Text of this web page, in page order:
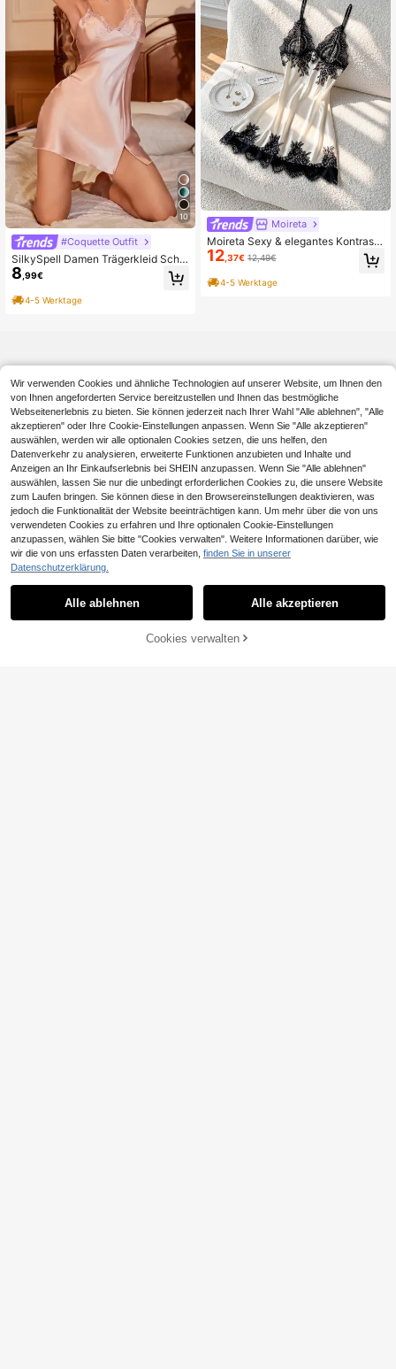
10
#Coquette Outfit
SilkySpell Damen Trägerkleid Schla
fanzug Kleid Luxus Loungewear
8 ,99€
4-5 Werktage
Moireta
Moireta Sexy & elegantes Kontrast-
Farben Spitzen-Satin Nachthemd f
ür Frauen
12 ,37€ 12,49€
4-5 Werktage
JETZT EINKAUFEN
Wir verwenden Cookies und ähnliche Technologien auf unserer Website, um Ihnen den
von Ihnen angeforderten Service bereitzustellen und Ihnen das bestmögliche
Webseitenerlebnis zu bieten. Sie können jederzeit nach Ihrer Wahl "Alle ablehnen", "Alle
akzeptieren" oder Ihre Cookie-Einstellungen anpassen. Wenn Sie "Alle akzeptieren"
auswählen, werden wir alle optionalen Cookies setzen, die uns helfen, den
Datenverkehr zu analysieren, erweiterte Funktionen anzubieten und Inhalte und
Anzeigen an Ihr Einkaufserlebnis bei SHEIN anzupassen. Wenn Sie "Alle ablehnen"
auswählen, lassen Sie nur die unbedingt erforderlichen Cookies zu, die unsere Website
zum Laufen bringen. Sie können diese in den Browsereinstellungen deaktivieren, was
jedoch die Funktionalität der Website beeinträchtigen kann. Um mehr über die von uns
verwendeten Cookies zu erfahren und Ihre optionalen Cookie-Einstellungen
anzupassen, wählen Sie bitte "Cookies verwalten". Weitere Informationen darüber, wie
wir die von uns erfassten Daten verarbeiten, finden Sie in unserer
Datenschutzerklärung.
Alle ablehnen Alle akzeptieren
Cookies verwalten